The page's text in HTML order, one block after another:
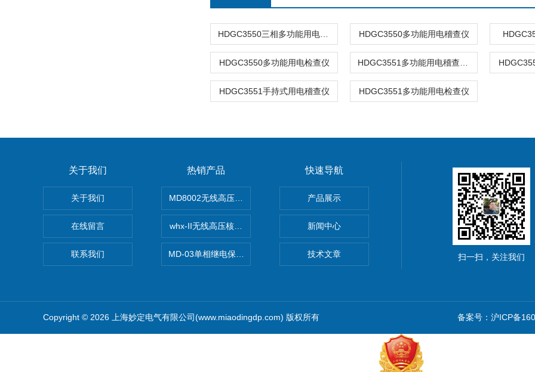
HDGC3550多功能用电稽查仪
HDGC3550多功能用电检查仪
HDGC3551手持式用电稽查仪 HDGC3551多功能用电检查仪
关于我们
关于我们
在线留言
联系我们
热销产品
MD8002无线高压核相仪
whx-II无线高压核相仪
MD-03单相继电保护测试仪价格
快速导航
产品展示
新闻中心
技术文章 扫一扫，关注我们
Copyright © 2026 上海妙定电气有限公司(www.miaodingdp.com) 版权所有 备案号：沪ICP备